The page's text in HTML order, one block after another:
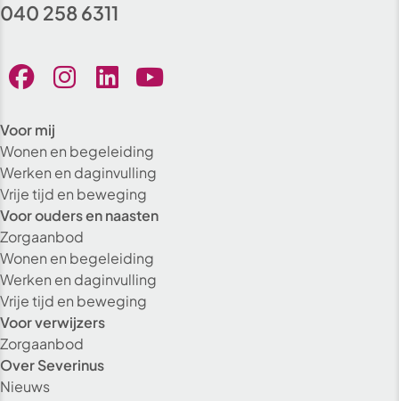
040 258 6311
Voor mij
Wonen en begeleiding
Werken en daginvulling
Vrije tijd en beweging
Voor ouders en naasten
Zorgaanbod
Wonen en begeleiding
Werken en daginvulling
Vrije tijd en beweging
Voor verwijzers
Zorgaanbod
Over Severinus
Nieuws